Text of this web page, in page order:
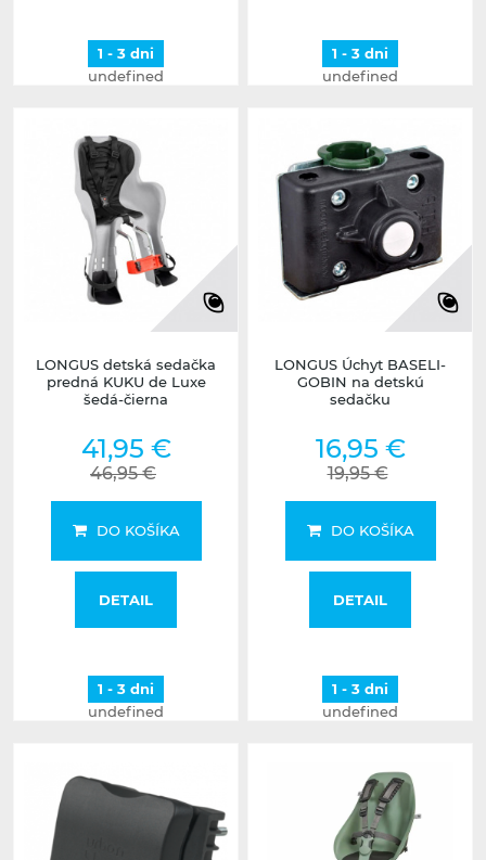
1 - 3 dni
undefined
1 - 3 dni
undefined
LONGUS detská sedačka
predná KUKU de Luxe
šedá-čierna
41,95 €
46,95 €
DO KOŠÍKA
DETAIL
1 - 3 dni
undefined
LONGUS Úchyt BASELI-
GOBIN na detskú
sedačku
16,95 €
19,95 €
DO KOŠÍKA
DETAIL
1 - 3 dni
undefined